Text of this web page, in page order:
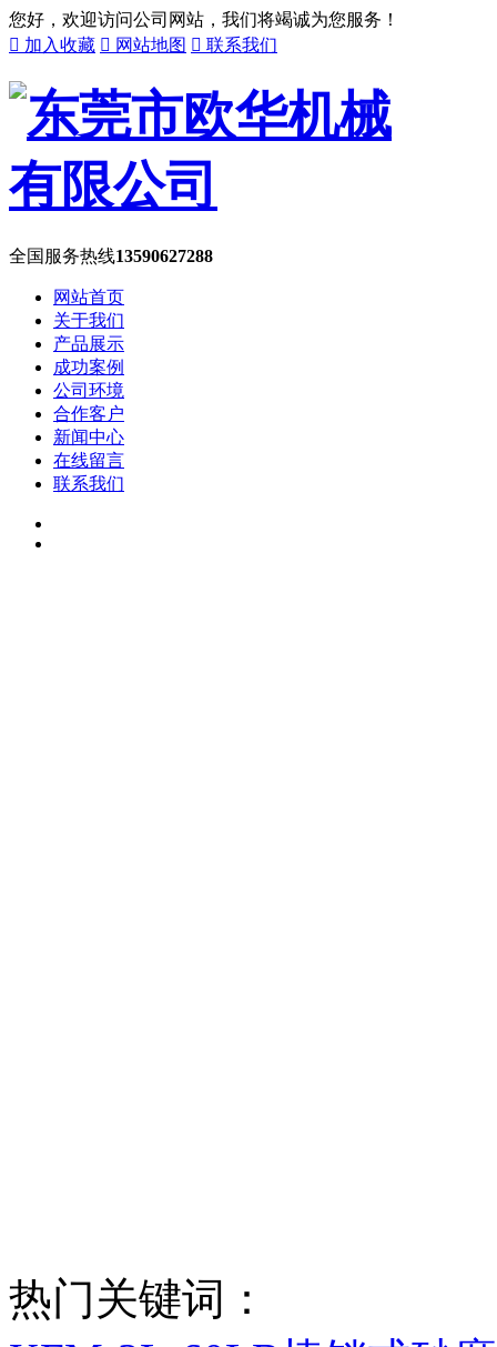
您好，欢迎访问公司网站，我们将竭诚为您服务！
 加入收藏  网站地图  联系我们
全国服务热线13590627288
网站首页
关于我们
产品展示
成功案例
公司环境
合作客户
新闻中心
在线留言
联系我们
热门关键词：